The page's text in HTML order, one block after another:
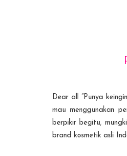
Dear all “Punya
mau menggunakan
berpikir begitu,
brand kosmetik asli